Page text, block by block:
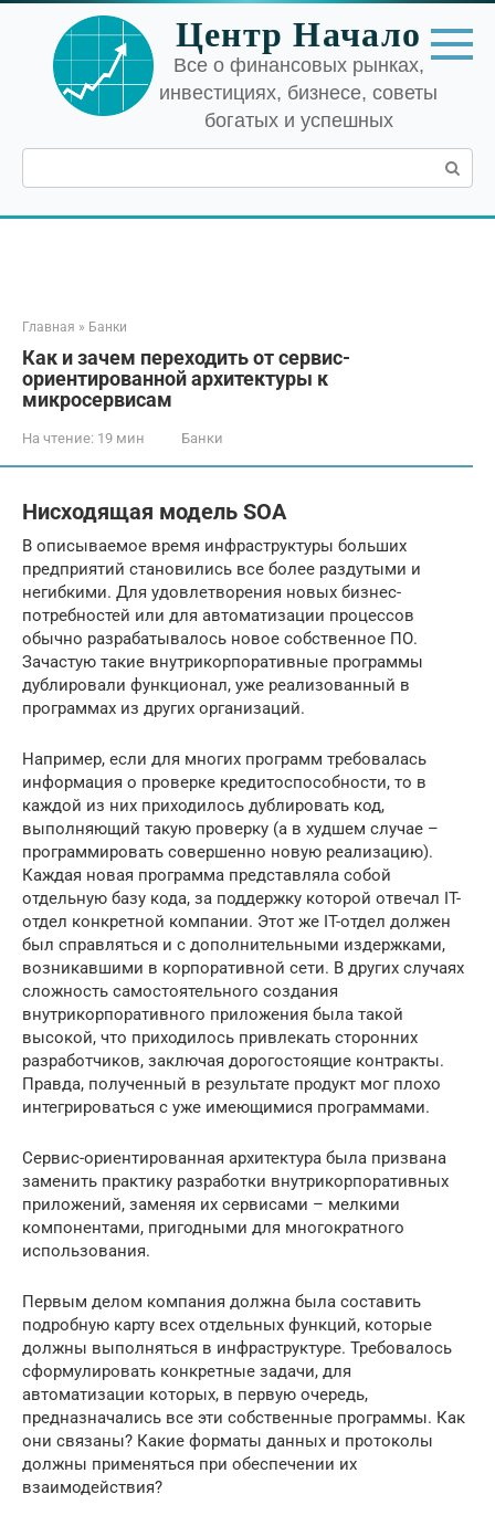
Перейти
контенту
Центр Начало
Все о финансовых рынках,
инвестициях, бизнесе, советы
богатых и успешных
Поиск:
Главная » Банки
Как и зачем переходить от сервис-
ориентированной архитектуры к
микросервисам
На чтение: 19 мин Банки
Нисходящая модель SOA
В описываемое время инфраструктуры больших
предприятий становились все более раздутыми и
негибкими. Для удовлетворения новых бизнес-
потребностей или для автоматизации процессов
обычно разрабатывалось новое собственное ПО.
Зачастую такие внутрикорпоративные программы
дублировали функционал, уже реализованный в
программах из других организаций.
Например, если для многих программ требовалась
информация о проверке кредитоспособности, то в
каждой из них приходилось дублировать код,
выполняющий такую проверку (а в худшем случае –
программировать совершенно новую реализацию).
Каждая новая программа представляла собой
отдельную базу кода, за поддержку которой отвечал IT-
отдел конкретной компании. Этот же IT-отдел должен
был справляться и с дополнительными издержками,
возникавшими в корпоративной сети. В других случаях
сложность самостоятельного создания
внутрикорпоративного приложения была такой
высокой, что приходилось привлекать сторонних
разработчиков, заключая дорогостоящие контракты.
Правда, полученный в результате продукт мог плохо
интегрироваться с уже имеющимися программами.
Сервис-ориентированная архитектура была призвана
заменить практику разработки внутрикорпоративных
приложений, заменяя их сервисами – мелкими
компонентами, пригодными для многократного
использования.
Первым делом компания должна была составить
подробную карту всех отдельных функций, которые
должны выполняться в инфраструктуре. Требовалось
сформулировать конкретные задачи, для
автоматизации которых, в первую очередь,
предназначались все эти собственные программы. Как
они связаны? Какие форматы данных и протоколы
должны применяться при обеспечении их
взаимодействия?